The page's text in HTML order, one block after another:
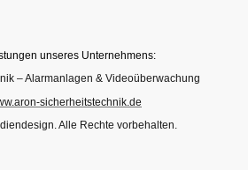
unseres Unternehmens:
– Alarmanlagen & Videoüberwachung
sicherheitstechnik.de
Alle Rechte vorbehalten.